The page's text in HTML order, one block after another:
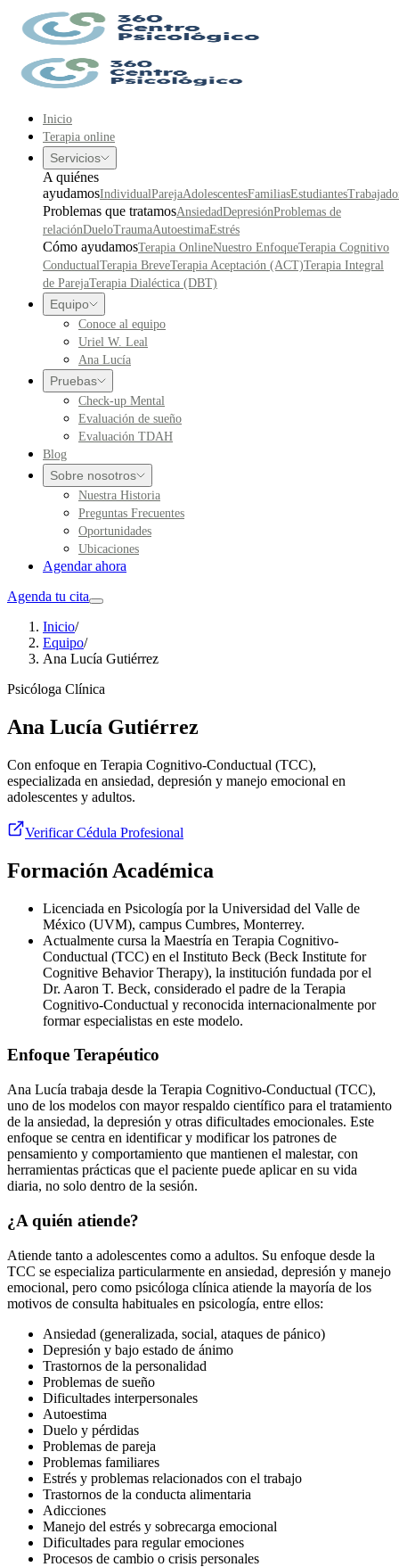
Inicio
Terapia online
Servicios
A quiénes
ayudamosIndividualParejaAdolescentesFamiliasEstudiantes
Problemas que tratamosAnsiedadDepresiónProblemas de
relaciónDueloTraumaAutoestimaEstrés
Cómo ayudamosTerapia OnlineNuestro EnfoqueTerapia Cognitivo
ConductualTerapia BreveTerapia Aceptación (ACT)Terapia Integral
de ParejaTerapia Dialéctica (DBT)
Equipo
Conoce al equipo
Uriel W. Leal
Ana Lucía
Pruebas
Check-up Mental
Evaluación de sueño
Evaluación TDAH
Blog
Sobre nosotros
Nuestra Historia
Preguntas Frecuentes
Oportunidades
Ubicaciones
Agendar ahora
Agenda tu cita
Inicio/
Equipo/
Ana Lucía Gutiérrez
Psicóloga Clínica
Ana Lucía Gutiérrez
Con enfoque en Terapia Cognitivo-Conductual (TCC),
especializada en ansiedad, depresión y manejo emocional en
adolescentes y adultos.
Verificar Cédula Profesional
Formación Académica
Licenciada en Psicología por la Universidad del Valle de
México (UVM), campus Cumbres, Monterrey.
Actualmente cursa la Maestría en Terapia Cognitivo-
Conductual (TCC) en el Instituto Beck (Beck Institute for
Cognitive Behavior Therapy), la institución fundada por el
Dr. Aaron T. Beck, considerado el padre de la Terapia
Cognitivo-Conductual y reconocida internacionalmente por
formar especialistas en este modelo.
Enfoque Terapéutico
Ana Lucía trabaja desde la Terapia Cognitivo-Conductual (TCC),
uno de los modelos con mayor respaldo científico para el tratamiento
de la ansiedad, la depresión y otras dificultades emocionales. Este
enfoque se centra en identificar y modificar los patrones de
pensamiento y comportamiento que mantienen el malestar, con
herramientas prácticas que el paciente puede aplicar en su vida
diaria, no solo dentro de la sesión.
¿A quién atiende?
Atiende tanto a adolescentes como a adultos. Su enfoque desde la
TCC se especializa particularmente en ansiedad, depresión y manejo
emocional, pero como psicóloga clínica atiende la mayoría de los
motivos de consulta habituales en psicología, entre ellos:
Ansiedad (generalizada, social, ataques de pánico)
Depresión y bajo estado de ánimo
Trastornos de la personalidad
Problemas de sueño
Dificultades interpersonales
Autoestima
Duelo y pérdidas
Problemas de pareja
Problemas familiares
Estrés y problemas relacionados con el trabajo
Trastornos de la conducta alimentaria
Adicciones
Manejo del estrés y sobrecarga emocional
Dificultades para regular emociones
Procesos de cambio o crisis personales